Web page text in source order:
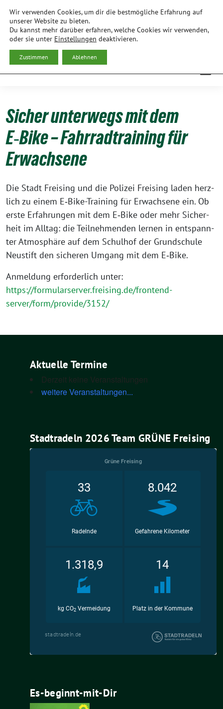
zum
Inhalt
BÜNDNIS 90/DIE GRÜNEN
ORTSVERBAND FREISING
Sicher unterwegs mit dem
E‑Bike – Fahrradtraining für
Erwachsene
Die Stadt Frei­sing und die Poli­zei Frei­sing laden herz­
lich zu einem E‑Bike-Trai­ning für Erwach­se­ne ein. Ob
ers­te Erfah­run­gen mit dem E‑Bike oder mehr Sicher­
heit im All­tag: die Teil­neh­men­den ler­nen in ent­spann­
ter Atmo­sphä­re auf dem Schul­hof der Grund­schu­le
Neu­stift den siche­ren Umgang mit dem E‑Bike.
Anmel­dung erfor­der­lich unter:
https://formularserver.freising.de/frontend-
server/form/provide/3152/
Aktuelle Termine
Derzeit keine Veranstaltungen
weitere Veranstaltungen...
Stadtradeln 2026 Team GRÜNE Freising
Es-beginnt-mit-Dir
Wir verwenden Cookies, um dir die bestmögliche Erfahrung auf
unserer Website zu bieten.
Du kannst mehr darüber erfahren, welche Cookies wir verwenden,
oder sie unter Einstellungen deaktivieren.
Zustimmen Ablehnen